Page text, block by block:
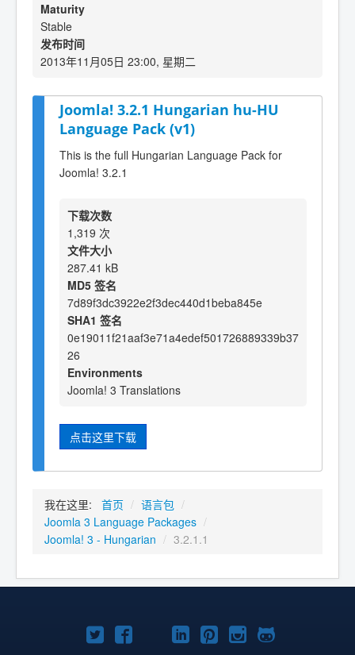
Maturity
Stable
发布时间
2013年11月05日 23:00, 星期二
Joomla! 3.2.1 Hungarian hu-HU
Language Pack (v1)
This is the full Hungarian Language Pack for
Joomla! 3.2.1
下载次数
1,319 次
文件大小
287.41 kB
MD5 签名
7d89f3dc3922e2f3dec440d1beba845e
SHA1 签名
0e19011f21aaf3e71a4edef501726889339b37
26
Environments
Joomla! 3 Translations
点击这里下载
我在这里: 首页 / 语言包 /
Joomla 3 Language Packages /
Joomla! 3 - Hungarian / 3.2.1.1
TwitterFacebookYouTube
LinkedIn
Pinterest
Instagram
GitHub